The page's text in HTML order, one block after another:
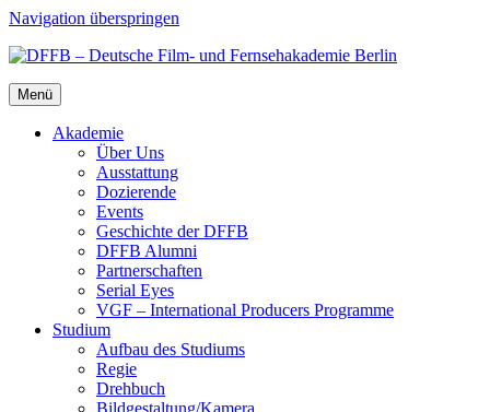
Navigation überspringen
Menü
Aka­de­mie
Über Uns
Aus­stat­tung
Dozie­ren­de
Events
Geschich­te der DFFB
DFFB Alum­ni
Part­ner­schaf­ten
Seri­al Eyes
VGF – Inter­na­tio­nal Pro­du­cers Pro­gram­me
Stu­di­um
Auf­bau des Stu­di­ums
Regie
Dreh­buch
Bildgestaltung/​​Kamera